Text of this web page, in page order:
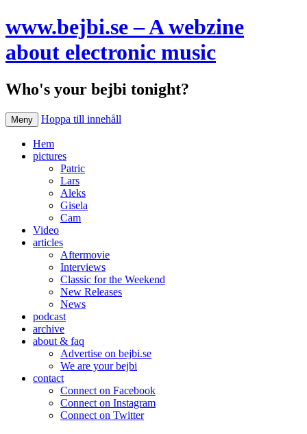
www.bejbi.se – A webzine
about electronic music
Who's your bejbi tonight?
Meny Hoppa till innehåll
Hem
pictures
Patric
Lars
Aleks
Gisela
Cam
Video
articles
Aftermovie
Interviews
Classic for the Weekend
New Releases
News
podcast
archive
about & faq
Advertise on bejbi.se
We are your bejbi
contact
Connect on Facebook
Connect on Instagram
Connect on Twitter